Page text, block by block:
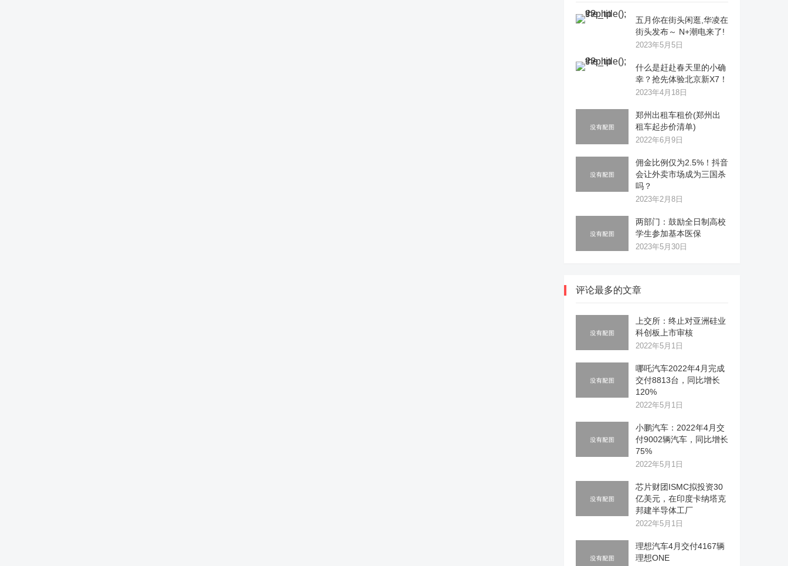
五月你在街头闲逛,华凌在
街头发布～ N+潮电来了!
2023年5月5日
什么是赶赴春天里的小确
幸？抢先体验北京新X7！
2023年4月18日
郑州出租车租价(郑州出
租车起步价清单)
2022年6月9日
佣金比例仅为2.5%！抖音
会让外卖市场成为三国杀
吗？
2023年2月8日
两部门：鼓励全日制高校
学生参加基本医保
2023年5月30日
评论最多的文章
上交所：终止对亚洲硅业
科创板上市审核
2022年5月1日
哪吒汽车2022年4月完成
交付8813台，同比增长
120%
2022年5月1日
小鹏汽车：2022年4月交
付9002辆汽车，同比增长
75%
2022年5月1日
芯片财团ISMC拟投资30
亿美元，在印度卡纳塔克
邦建半导体工厂
2022年5月1日
理想汽车4月交付4167辆
理想ONE